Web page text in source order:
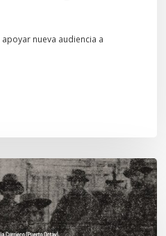
apoyar nueva audiencia a